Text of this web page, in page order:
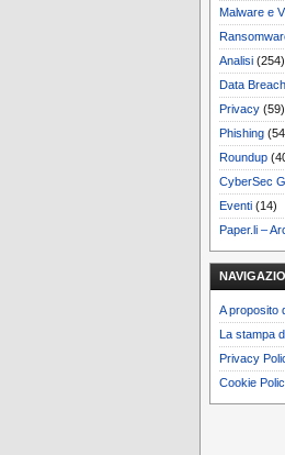
Malware e
Analisi (254)
Data Breach
Privacy (59)
Phishing
Roundup
CyberSec
Eventi (14)
Paper.li –
A proposito
La stampa
Privacy
Cookie